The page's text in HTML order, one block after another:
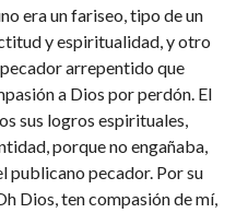
era un fariseo, tipo de un
y espiritualidad, y otro
arrepentido que
a Dios por perdón. El
sus logros espirituales,
porque no engañaba,
publicano pecador. Por su
Dios, ten compasión de mí,